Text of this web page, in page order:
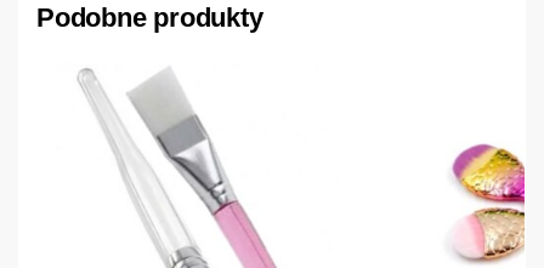
Podobne produkty